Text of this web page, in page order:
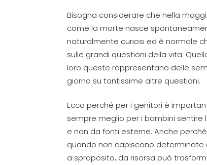
Bisogna considerare che nella
come la morte nasce
naturalmente curiosi ed è normale
sulle grandi questioni della vita.
loro queste rappresentano delle
giorno su tantissime altre questioni.
Ecco perché per i genitori è
sempre meglio peri bambini sentire
e non da fonti esterne. Anche
quando non capiscono determinate
a sproposito, da risorsa può